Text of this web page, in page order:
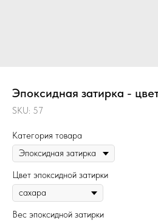
Эпоксидная затирка -
SKU: 57
Категория товара
Цвет эпоксидной затирки
Вес эпоксидной затирки